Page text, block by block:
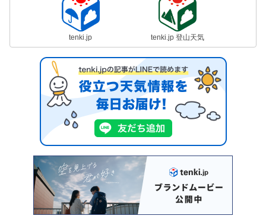
tenki.jp tenki.jp 登山天気